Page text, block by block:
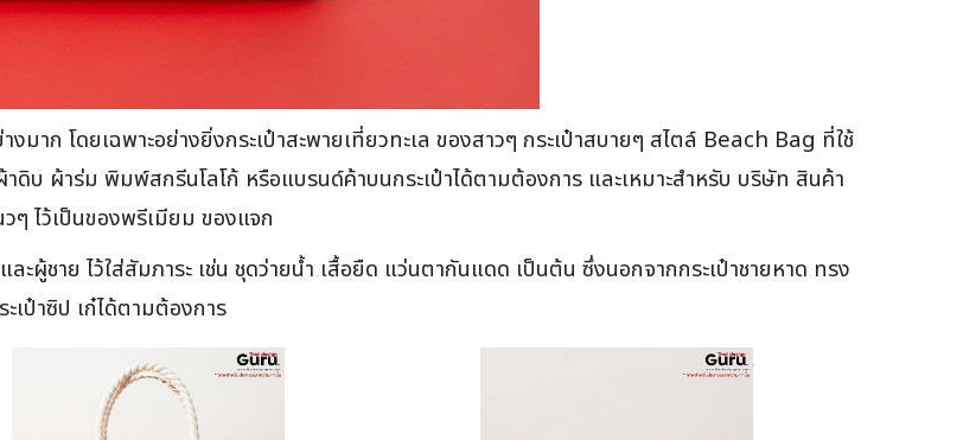
มาก โดยเฉพาะอย่างยิ่งกระเป๋าสะพายเที่ยวทะเล ของสาวๆ กระเป๋าสบายๆ สไตล์ Beach Bag ที่ใช้
ดิบ ผ้าร่ม พิมพ์สกรีนโลโก้ หรือแบรนด์ค้าบนกระเป๋าได้ตามต้องการ และเหมาะสำหรับ บริษัท สินค้า
ๆ ไว้เป็นของพรีเมียม ของแจก
ชาย ไว้ใส่สัมภาระ เช่น ชุดว่ายน้ำ เสื้อยืด แว่นตากันแดด เป็นต้น ซึ่งนอกจากกระเป๋าชายหาด ทรง
เป๋าซิป เก๋ได้ตามต้องการ